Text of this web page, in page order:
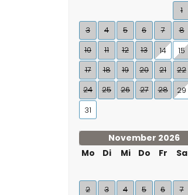
1
3
4 5 6 7 8
10
11 12 13 14 15
17
18 19 20 21 22
24
25 26 27 28 29
31
November 2026
Mo
Di Mi Do Fr Sa
2
3 4 5 6 7